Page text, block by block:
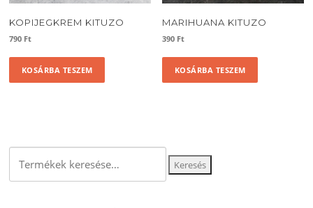
KOPIJEGKREM KITUZO
790 Ft
KOSÁRBA TESZEM
MARIHUANA KITUZO
390 Ft
KOSÁRBA TESZEM
következőre:
Keresés